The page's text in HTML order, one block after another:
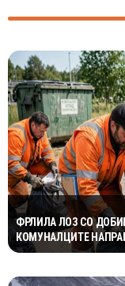
ФРЛИЛА ЛОЗ СО
КОМУНАЛЦИТЕ